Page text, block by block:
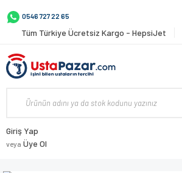
0546 727 22 65
Tüm Türkiye Ücretsiz Kargo - HepsiJet
Giriş Yap
veya Üye Ol